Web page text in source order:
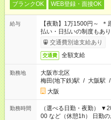
ブランクOK
WEB登録・面接OK
給与
【夜勤】1万1500円～ ＊
払い・日払いの制度もあ
交通費別途支給あり
交通費 全額支給
勤務地
大阪市北区
梅田(地下鉄)駅 / 大阪駅 /
大阪
勤務時間
（選べる日勤・夜勤）
00 など（休憩1h） 日勤のお仕事もございます！お気軽にご相談